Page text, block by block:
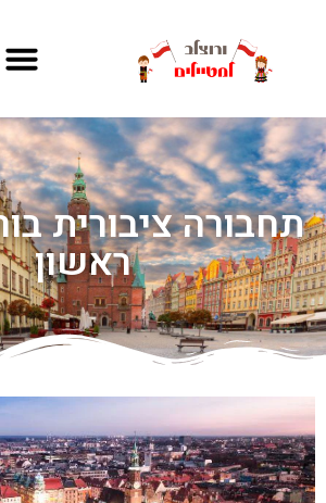
תחבורה ציבורית
ראשון